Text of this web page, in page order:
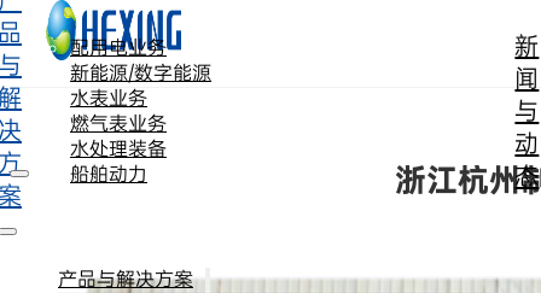
跳转到主要内容 跳转到页脚
配用电业务
新能源/数字能源
水表业务
燃气表业务
水处理装备
船舶动力
新
闻
与
动
态
产品与解决方案
浙江杭